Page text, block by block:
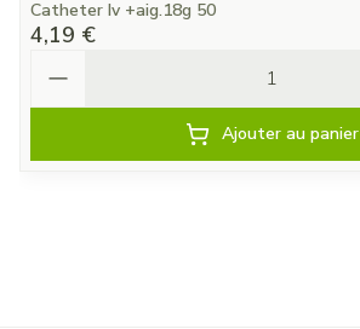
Catheter Iv +aig.18g 50
4,19 €
Ajouter au panier